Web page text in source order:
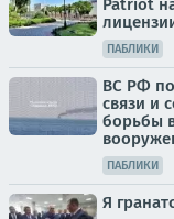
Patriot
ПАБЛИКИ
ВС РФ
связи и
борьбы
ПАБЛИКИ
Я